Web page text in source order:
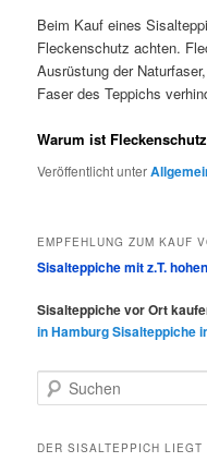
Beim Kauf eines
Fleckenschutz achten.
Ausrüstung der
Faser des Teppichs
Warum ist
Veröffentlicht unter
EMPFEHLUNG ZUM KAUF
Sisalteppiche mit z.T.
Sisalteppiche vor Ort
in HamburgSisalteppiche
u
h
DER SISALTEPPICH LIEGT